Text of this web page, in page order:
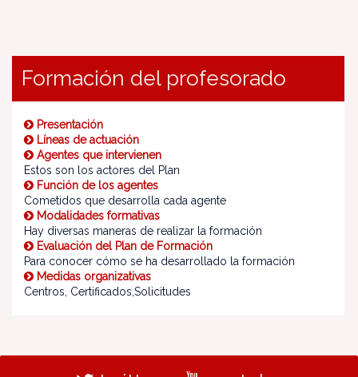
Formación del profesorado
Presentación
Líneas de actuación
Agentes que intervienen
Estos son los actores del Plan
Función de los agentes
Cometidos que desarrolla cada agente
Modalidades formativas
Hay diversas maneras de realizar la formación
Evaluación del Plan de Formación
Para conocer cómo se ha desarrollado la formación
Medidas organizativas
Centros, Certificados,Solicitudes